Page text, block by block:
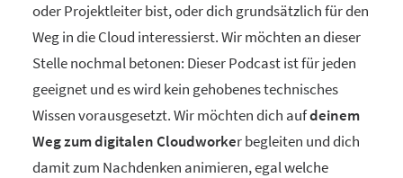
oder Projektleiter bist, oder dich grundsätzlich für den
Weg in die Cloud interessierst. Wir möchten an dieser
Stelle nochmal betonen: Dieser Podcast ist für jeden
geeignet und es wird kein gehobenes technisches
Wissen vorausgesetzt. Wir möchten dich aufdeinem
Weg zum digitalen Cloudworker begleiten und dich
damit zum Nachdenken animieren, egal welche